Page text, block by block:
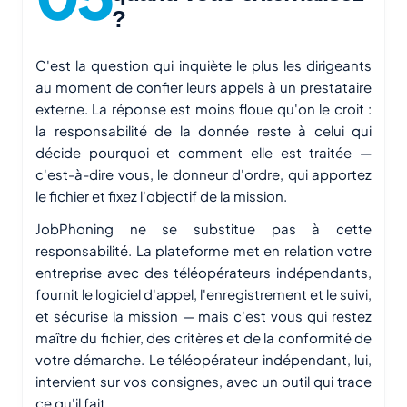
?
C'est la question qui inquiète le plus les dirigeants
au moment de confier leurs appels à un prestataire
externe. La réponse est moins floue qu'on le croit :
la responsabilité de la donnée reste à celui qui
décide pourquoi et comment elle est traitée —
c'est-à-dire vous, le donneur d'ordre, qui apportez
le fichier et fixez l'objectif de la mission.
JobPhoning ne se substitue pas à cette
responsabilité. La plateforme met en relation votre
entreprise avec des téléopérateurs indépendants,
fournit le logiciel d'appel, l'enregistrement et le suivi,
et sécurise la mission — mais c'est vous qui restez
maître du fichier, des critères et de la conformité de
votre démarche. Le téléopérateur indépendant, lui,
intervient sur vos consignes, avec un outil qui trace
ce qu'il fait.